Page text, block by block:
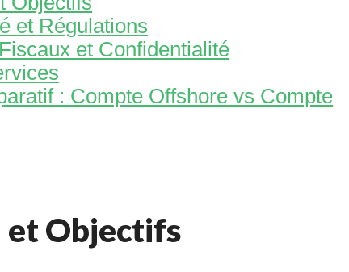
et Régulations
et Confidentialité
: Compte Offshore vs Compte
Objectifs